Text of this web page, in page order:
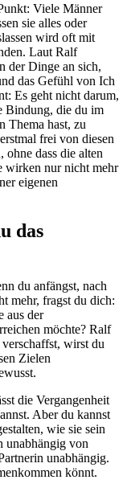
Viele Männer
sie alles oder
wird oft mit
Laut Ralf
der Dinge an sich,
das Gefühl von Ich
Es geht nicht darum,
Bindung, die du im
Thema hast, zu
frei von diesen
ohne dass die alten
wirken nur nicht mehr
eigenen
das
du anfängst, nach
mehr, fragst du dich:
aus der
möchte? Ralf
wirst du
Zielen
die Vergangenheit
Aber du kannst
wie sie sein
unabhängig von
unabhängig.
könnt.